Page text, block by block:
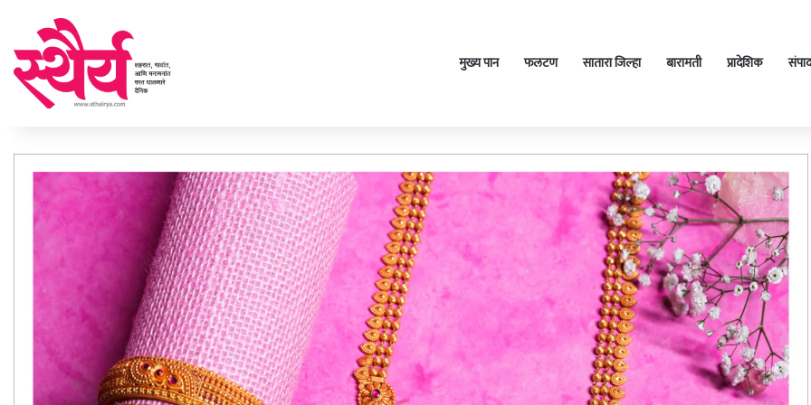
मुख्य पान फलटण सातारा जिल्हा बारामती प्रादेशिक